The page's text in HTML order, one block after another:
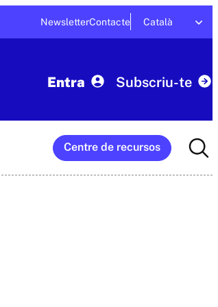
NewsletterContacte Català
Entra Subscriu-te
Centre de recursos
for: